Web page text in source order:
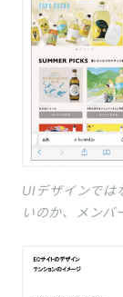
UIデザインでは
いのか、メンバ